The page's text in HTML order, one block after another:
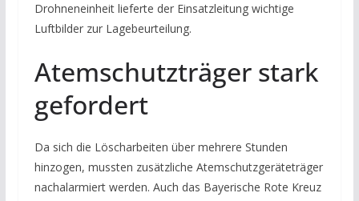
Drohneneinheit lieferte der Einsatzleitung wichtige
Luftbilder zur Lagebeurteilung.
Atemschutzträger stark
gefordert
Da sich die Löscharbeiten über mehrere Stunden
hinzogen, mussten zusätzliche Atemschutzgeräteträger
nachalarmiert werden. Auch das Bayerische Rote Kreuz